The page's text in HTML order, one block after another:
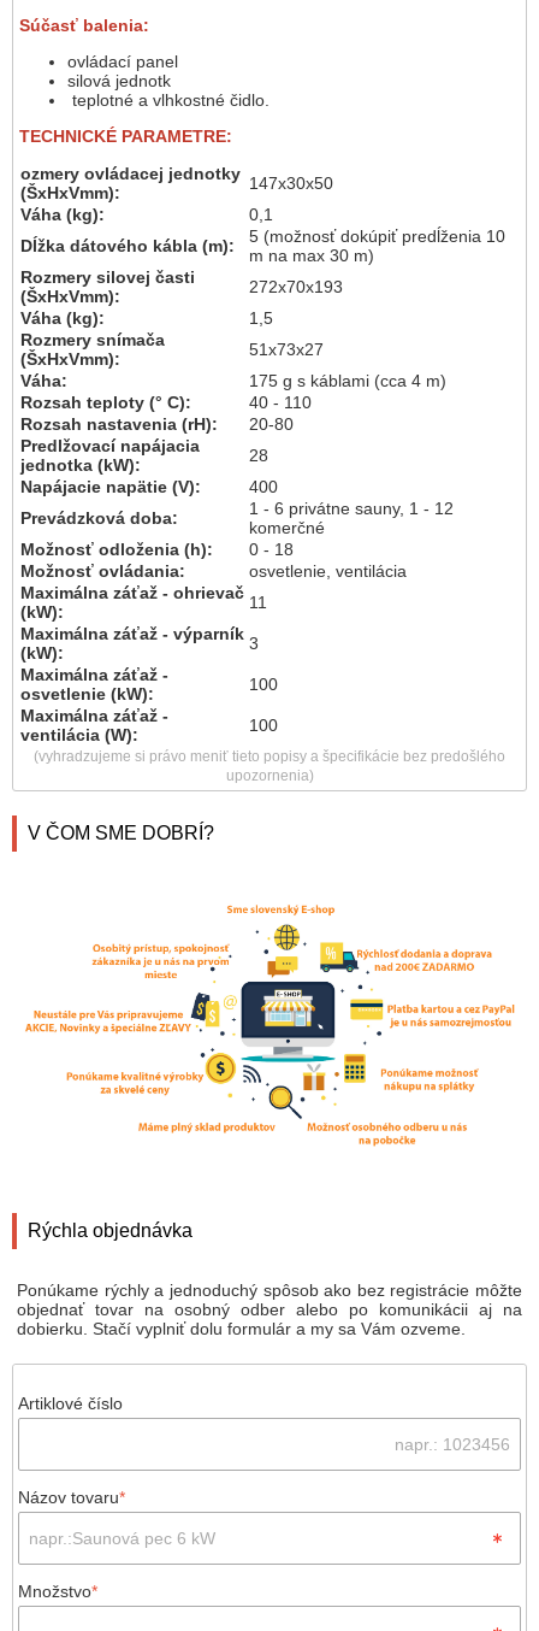
Rýchla objednávka
Ponúkame rýchly a jednoduchý spôsob ako bez registrácie môžte
objednať tovar na osobný odber alebo po komunikácii aj na
dobierku. Stačí vyplniť dolu formulár a my sa Vám ozveme.
Artiklové číslo
Názov tovaru*
Množstvo*
Súčasť balenia:
ovládací panel
silová jednotk
teplotné a vlhkostné čidlo.
TECHNICKÉ PARAMETRE:
ozmery ovládacej jednotky
(ŠxHxVmm):
147x30x50
Váha (kg):
0,1
Dĺžka dátového kábla (m):
5 (možnosť dokúpiť predĺženia 10
m na max 30 m)
Rozmery silovej časti
(ŠxHxVmm):
272x70x193
Váha (kg):
1,5
Rozmery snímača
(ŠxHxVmm):
51x73x27
Váha:
175 g s káblami (cca 4 m)
Rozsah teploty (° C):
40 - 110
Rozsah nastavenia (rH):
20-80
Predlžovací napájacia
jednotka (kW):
28
Napájacie napätie (V):
400
Prevádzková doba:
1 - 6 privátne sauny, 1 - 12
komerčné
Možnosť odloženia (h):
0 - 18
Možnosť ovládania:
osvetlenie, ventilácia
Maximálna záťaž - ohrievač
(kW):
11
Maximálna záťaž - výparník
(kW):
3
Maximálna záťaž -
osvetlenie (kW):
100
Maximálna záťaž -
ventilácia (W):
100
(vyhradzujeme si právo meniť tieto popisy a špecifikácie bez predošlého
upozornenia)
V ČOM SME DOBRÍ?